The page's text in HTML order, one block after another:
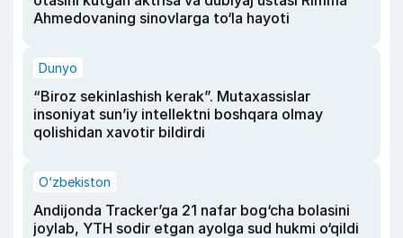
Ahmedovaning sinovlarga to‘la hayoti
Dunyo
“Biroz sekinlashish kerak”. Mutaxassislar
insoniyat sun’iy intellektni boshqara olmay
qolishidan xavotir bildirdi
O‘zbekiston
Andijonda Tracker’ga 21 nafar bog‘cha bolasini
joylab, YTH sodir etgan ayolga sud hukmi o‘qildi